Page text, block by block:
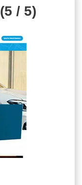
(5 / 5)